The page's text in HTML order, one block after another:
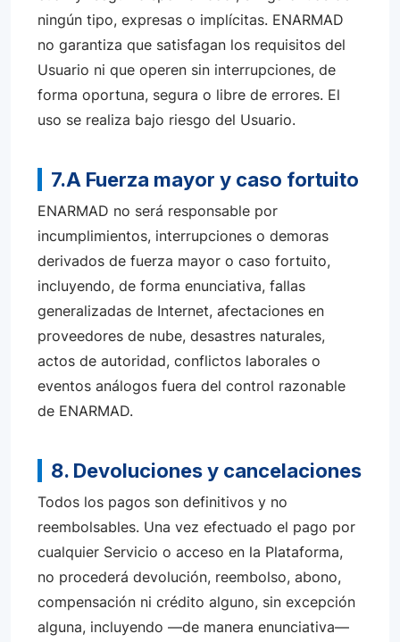
ningún tipo, expresas o implícitas. ENARMAD
no garantiza que satisfagan los requisitos del
Usuario ni que operen sin interrupciones, de
forma oportuna, segura o libre de errores. El
uso se realiza bajo riesgo del Usuario.
7.A Fuerza mayor y caso fortuito
ENARMAD no será responsable por
incumplimientos, interrupciones o demoras
derivados de fuerza mayor o caso fortuito,
incluyendo, de forma enunciativa, fallas
generalizadas de Internet, afectaciones en
proveedores de nube, desastres naturales,
actos de autoridad, conflictos laborales o
eventos análogos fuera del control razonable
de ENARMAD.
8. Devoluciones y cancelaciones
Todos los pagos son definitivos y no
reembolsables. Una vez efectuado el pago por
cualquier Servicio o acceso en la Plataforma,
no procederá devolución, reembolso, abono,
compensación ni crédito alguno, sin excepción
alguna, incluyendo —de manera enunciativa—